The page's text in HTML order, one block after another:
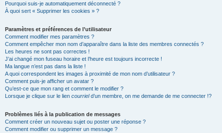
Pourquoi suis-je automatiquement déconnecté ?
À quoi sert « Supprimer les cookies » ?
Paramètres et préférences de l’utilisateur
Comment modifier mes paramètres ?
Comment empêcher mon nom d’apparaître dans la liste des membres connectés ?
Les heures ne sont pas correctes !
J’ai changé mon fuseau horaire et l’heure est toujours incorrecte !
Ma langue n’est pas dans la liste !
A quoi correspondent les images à proximité de mon nom d’utilisateur ?
Comment puis-je afficher un avatar ?
Qu’est-ce que mon rang et comment le modifier ?
Lorsque je clique sur le lien courrield’un membre, on me demande de me connecter !?
Problèmes liés à la publication de messages
Comment créer un nouveau sujet ou poster une réponse ?
Comment modifier ou supprimer un message ?